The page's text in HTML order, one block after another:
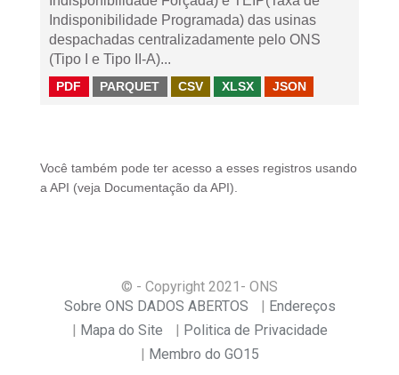
Indisponibilidade Programada) das usinas
despachadas centralizadamente pelo ONS
(Tipo I e Tipo II-A)...
PDF PARQUET CSV XLSX JSON
Você também pode ter acesso a esses registros usando
a API (veja Documentação da API ).
© - Copyright 2021 - ONS
Sobre ONS DADOS ABERTOS
Endereços
Mapa do Site
Politica de Privacidade
Membro do GO15